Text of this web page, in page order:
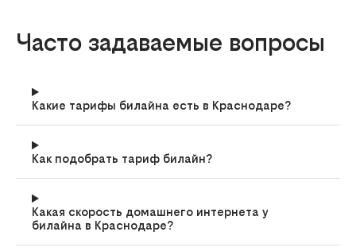
Часто задаваемые вопросы
Какие тарифы билайна есть в Краснодаре?
Как подобрать тариф билайн?
Какая скорость домашнего интернета у
билайна в Краснодаре?